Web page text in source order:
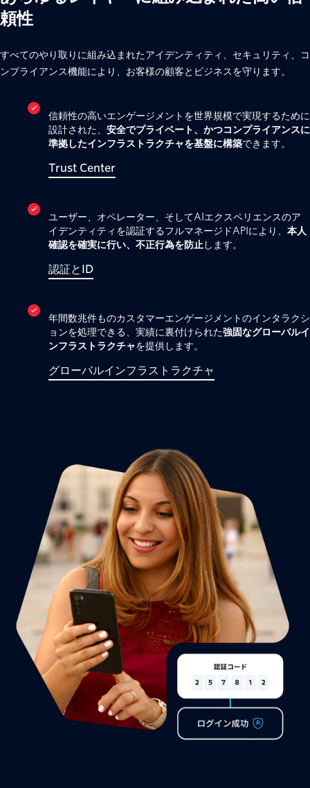
頼性
すべてのやり取りに組み込まれたアイデンティティ、セキュリティ、コ
ンプライアンス機能により、お客様の顧客とビジネスを守ります。
信頼性の高いエンゲージメントを世界規模で実現するために
設計された、 安全でプライベート、かつコンプライアンスに
準拠したインフラストラクチャを基盤に構築できます。
Trust Center
ユーザー、オペレーター、そしてAIエクスペリエンスのア
イデンティティを認証するフルマネージドAPIにより、 本人
確認を確実に行い、不正行為を防止します。
認証とID
年間数兆件ものカスタマーエンゲージメントのインタラクシ
ョンを処理できる、実績に裏付けられた強固なグローバルイ
ンフラストラクチャを提供します。
グローバルインフラストラクチャ